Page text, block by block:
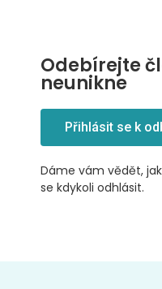
Odebírejte
neunikne
Přihlásit se k
Dáme vám vědět,
se kdykoli odhlásit.